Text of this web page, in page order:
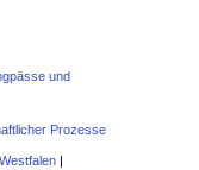
und
Prozesse
|